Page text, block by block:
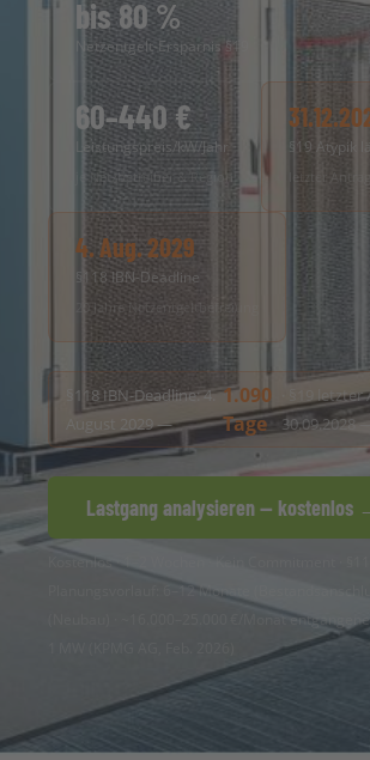
bis 80 %
Netzentgelt-Ersparnis §19
60–440 €
Leistungspreis/kW/Jahr
je Netzbetreiber & Region
§19 Atypik
letzter
4. Aug. 2029
§118 IBN-Deadline
20 Jahre Netzentgeltbefreiung
§118 IBN-Deadline: 4.
August 2029 —
1.090
Tage
· §19
30.09.2028
Lastgang analysieren — kostenlos
Kostenlos · 1–2 Wochen · Kein Commitment · §118
Planungsvorlauf: 6–12 Monate
(Neubau) · ~16.000–25.000 €/Monat